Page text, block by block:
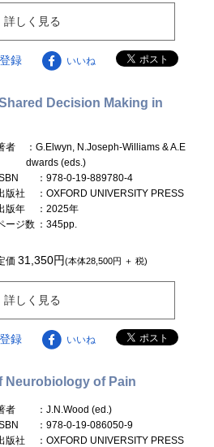
詳しく見る
録 いいね
Decision Making in
者
：G.Elwyn, N.Joseph-Williams & A.E
dwards (eds.)
：978-0-19-889780-4
版社
：OXFORD UNIVERSITY PRESS
版年
：2025年
ージ数 ：345pp.
価31,350円(本体28,500円 ＋ 税)
詳しく見る
録 いいね
Neurobiology of Pain
者
：J.N.Wood (ed.)
：978-0-19-086050-9
版社
：OXFORD UNIVERSITY PRESS